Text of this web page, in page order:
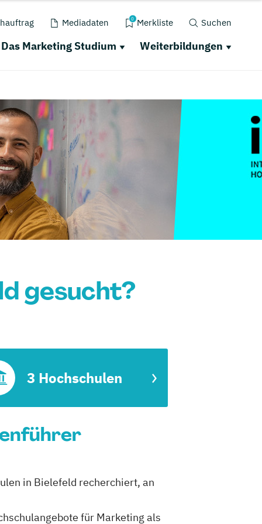
Mediadaten 0 Merkliste Suchen
Das Marketing Studium Weiterbildungen
gesucht?
3 Hochschulen
in Bielefeld recherchiert, an
für Marketing als